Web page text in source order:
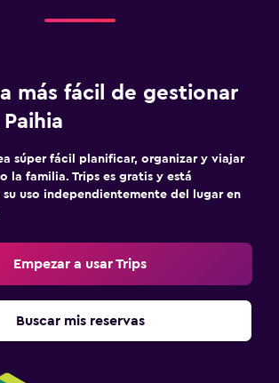
más fácil de gestionar
súper fácil planificar, organizar y viajar
la familia. Trips es gratis y está
uso independientemente del lugar en
Empezar a usar Trips
Buscar mis reservas